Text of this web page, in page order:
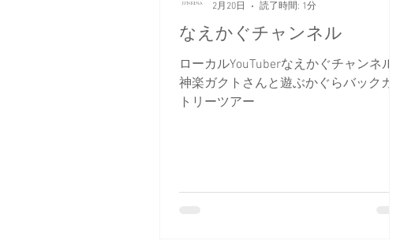
なえかぐチャンネル
ローカルYouTuberなえかぐチャンネルの
神楽ガクトさんと遊ぶかぐらバックカン
トリーツアー
2月20日
読了時間: 1分